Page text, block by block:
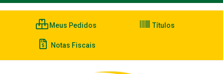
Meus Pedidos Títulos
Notas Fiscais